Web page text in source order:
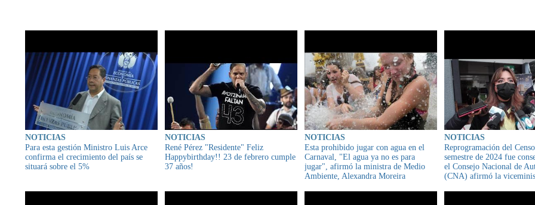
NOTICIAS
Para esta gestión Ministro Luis Arce
confirma el crecimiento del país se
situará sobre el 5%
NOTICIAS
René Pérez "Residente" Feliz
Happybirthday!! 23 de febrero cumple
37 años!
NOTICIAS
Esta prohibido jugar con agua en el
Carnaval, "El agua ya no es para
jugar", afirmó la ministra de Medio
Ambiente, Alexandra Moreira
NOTICIAS
Reprogramación del
semestre de 2024 fue
el Consejo Nacional de
(CNA) afirmó la